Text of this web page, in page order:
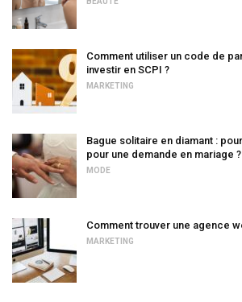
Comment utiliser un code de
investir en SCPI ?
MARKETING
Bague solitaire en diamant :
pour une demande en mariage ?
MODE
Comment trouver une agence
MARKETING